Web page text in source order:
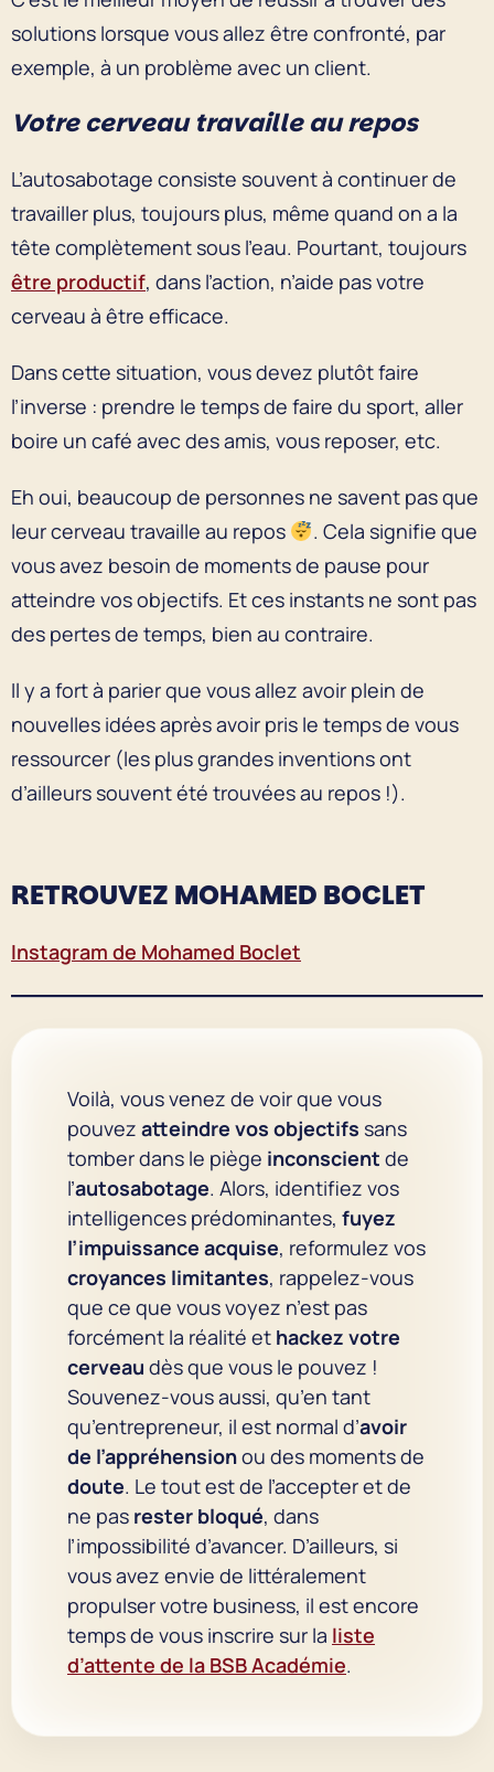
solutions lorsque vous allez être confronté, par
exemple, à un problème avec un client.
Votre cerveau travaille au repos
L’autosabotage consiste souvent à continuer de
travailler plus, toujours plus, même quand on a la
tête complètement sous l’eau. Pourtant, toujours
être productif, dans l’action, n’aide pas votre
cerveau à être efficace.
Dans cette situation, vous devez plutôt faire
l’inverse : prendre le temps de faire du sport, aller
boire un café avec des amis, vous reposer, etc.
Eh oui, beaucoup de personnes ne savent pas que
leur cerveau travaille au repos
. Cela signifie que
vous avez besoin de moments de pause pour
atteindre vos objectifs. Et ces instants ne sont pas
des pertes de temps, bien au contraire.
Il y a fort à parier que vous allez avoir plein de
nouvelles idées après avoir pris le temps de vous
ressourcer (les plus grandes inventions ont
d’ailleurs souvent été trouvées au repos !).
RETROUVEZ MOHAMED BOCLET
Instagram de Mohamed Boclet
Voilà, vous venez de voir que vous
pouvez atteindre vos objectifs sans
tomber dans le piège inconscient de
l’autosabotage. Alors, identifiez vos
intelligences prédominantes, fuyez
l’impuissance acquise, reformulez vos
croyances limitantes, rappelez-vous
que ce que vous voyez n’est pas
forcément la réalité et hackez votre
cerveau dès que vous le pouvez !
Souvenez-vous aussi, qu’en tant
qu’entrepreneur, il est normal d’avoir
de l’appréhensionou des moments de
doute. Le tout est de l’accepter et de
ne pas rester bloqué, dans
l’impossibilité d’avancer. D’ailleurs, si
vous avez envie de littéralement
propulser votre business, il est encore
temps de vous inscrire sur la liste
d’attente de la BSB Académie.